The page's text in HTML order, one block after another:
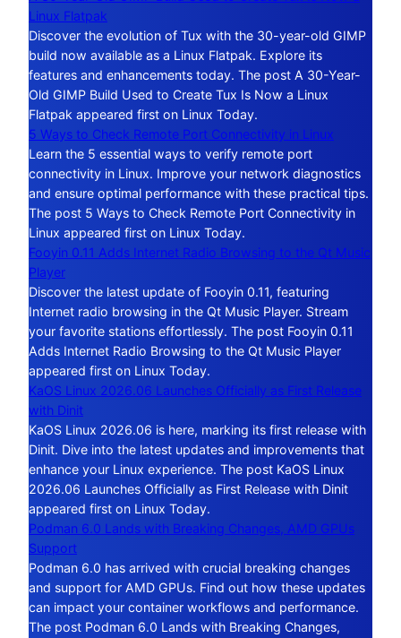
Linux Flatpak
Discover the evolution of Tux with the 30-year-old GIMP
build now available as a Linux Flatpak. Explore its
features and enhancements today. The post A 30-Year-
Old GIMP Build Used to Create Tux Is Now a Linux
Flatpak appeared first on Linux Today.
5 Ways to Check Remote Port Connectivity in Linux
Learn the 5 essential ways to verify remote port
connectivity in Linux. Improve your network diagnostics
and ensure optimal performance with these practical tips.
The post 5 Ways to Check Remote Port Connectivity in
Linux appeared first on Linux Today.
Fooyin 0.11 Adds Internet Radio Browsing to the Qt Music
Player
Discover the latest update of Fooyin 0.11, featuring
Internet radio browsing in the Qt Music Player. Stream
your favorite stations effortlessly. The post Fooyin 0.11
Adds Internet Radio Browsing to the Qt Music Player
appeared first on Linux Today.
KaOS Linux 2026.06 Launches Officially as First Release
with Dinit
KaOS Linux 2026.06 is here, marking its first release with
Dinit. Dive into the latest updates and improvements that
enhance your Linux experience. The post KaOS Linux
2026.06 Launches Officially as First Release with Dinit
appeared first on Linux Today.
Podman 6.0 Lands with Breaking Changes, AMD GPUs
Support
Podman 6.0 has arrived with crucial breaking changes
and support for AMD GPUs. Find out how these updates
can impact your container workflows and performance.
The post Podman 6.0 Lands with Breaking Changes,